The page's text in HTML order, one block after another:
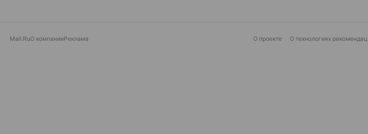
Mail.RuО компанииРеклама О проекте О технологиях